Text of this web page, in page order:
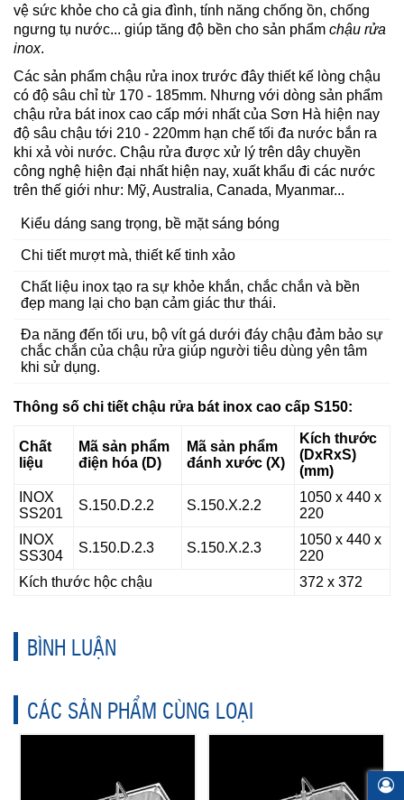
vệ sức khỏe cho cả gia đình, tính năng chống ồn, chống
ngưng tụ nước... giúp tăng độ bền cho sản phẩm chậu rửa
inox.
Các sản phẩm chậu rửa inox trước đây thiết kế lòng chậu
có độ sâu chỉ từ 170 - 185mm. Nhưng với dòng sản phẩm
chậu rửa bát inox cao cấp mới nhất của Sơn Hà hiện nay
độ sâu chậu tới 210 - 220mm hạn chế tối đa nước bắn ra
khi xả vòi nước. Chậu rửa được xử lý trên dây chuyền
công nghệ hiện đại nhất hiện nay, xuất khẩu đi các nước
trên thế giới như: Mỹ, Australia, Canada, Myanmar...
Kiểu dáng sang trọng, bề mặt sáng bóng
Chi tiết mượt mà, thiết kế tinh xảo
Chất liệu inox tạo ra sự khỏe khắn, chắc chắn và bền
đẹp mang lại cho bạn cảm giác thư thái.
Đa năng đến tối ưu, bộ vít gá dưới đáy chậu đảm bảo sự
chắc chắn của chậu rửa giúp người tiêu dùng yên tâm
khi sử dụng.
Thông số chi tiết chậu rửa bát inox cao cấp S150:
Chất
liệu
Mã sản phẩm
điện hóa (D)
Mã sản phẩm
đánh xước (X)
Kích thước
(DxRxS)
(mm)
INOX
SS201
S.150.D.2.2 S.150.X.2.2
1050 x 440 x
220
INOX
SS304
S.150.D.2.3 S.150.X.2.3
1050 x 440 x
220
Kích thước hộc chậu
372 x 372
BÌNH LUẬN
CÁC SẢN PHẨM CÙNG LOẠI